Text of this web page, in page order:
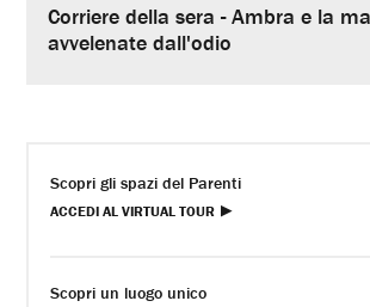
Corriere della sera - Ambra e la
avvelenate dall'odio
Scopri gli spazi del Parenti
ACCEDI AL VIRTUAL TOUR
Scopri un luogo unico